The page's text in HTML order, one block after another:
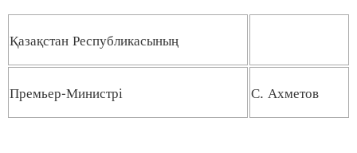
Қазақстан Республикасының
Премьер-Министрі С. Ахметов